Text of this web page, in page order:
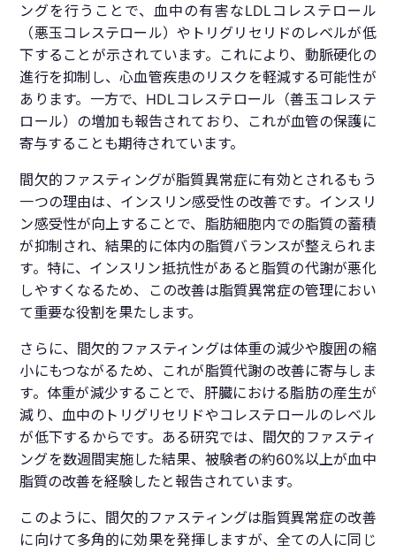
ングを行うことで、血中の有害なLDLコレステロール
（悪玉コレステロール）やトリグリセリドのレベルが低
下することが示されています。これにより、動脈硬化の
進行を抑制し、心血管疾患のリスクを軽減する可能性が
あります。一方で、HDLコレステロール（善玉コレステ
ロール）の増加も報告されており、これが血管の保護に
寄与することも期待されています。
間欠的ファスティングが脂質異常症に有効とされるもう
一つの理由は、インスリン感受性の改善です。インスリ
ン感受性が向上することで、脂肪細胞内での脂質の蓄積
が抑制され、結果的に体内の脂質バランスが整えられま
す。特に、インスリン抵抗性があると脂質の代謝が悪化
しやすくなるため、この改善は脂質異常症の管理におい
て重要な役割を果たします。
さらに、間欠的ファスティングは体重の減少や腹囲の縮
小にもつながるため、これが脂質代謝の改善に寄与しま
す。体重が減少することで、肝臓における脂肪の産生が
減り、血中のトリグリセリドやコレステロールのレベル
が低下するからです。ある研究では、間欠的ファスティ
ングを数週間実施した結果、被験者の約60%以上が血中
脂質の改善を経験したと報告されています。
このように、間欠的ファスティングは脂質異常症の改善
に向けて多角的に効果を発揮しますが、全ての人に同じ